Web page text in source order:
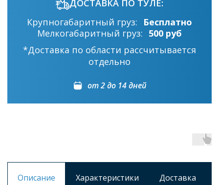
ДОСТАВКА ПО ТУЛЕ:
Крупногабаритный груз:
Бесплатно
Мелкогабаритный груз: 500 руб
*Доставка по области рассчитывается
отдельно
от 2 до 14 дней
Описание Характеристики Доставка